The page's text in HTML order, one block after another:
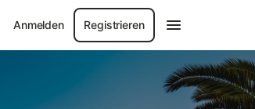
Anmelden Registrieren